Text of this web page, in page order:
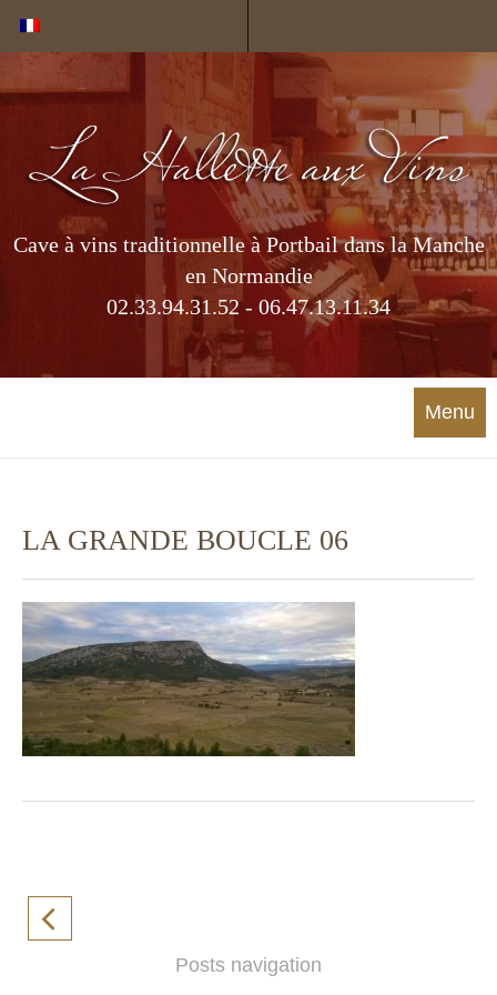
Cave à vins traditionnelle à Portbail dans la Manche
en Normandie
02.33.94.31.52 - 06.47.13.11.34
Menu
LA GRANDE BOUCLE 06
Posts navigation
Cookies management panel